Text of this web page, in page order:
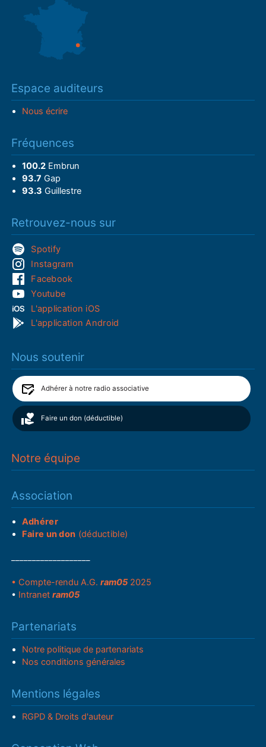
Espace auditeurs
Nous écrire
Fréquences
100.2Embrun
93.7 Gap
93.3 Guillestre
Retrouvez-nous sur
Spotify
Instagram
Facebook
Youtube
L'application iOS
L'application Android
Nous soutenir
Adhérer à notre radio associative
Faire un don (déductible)
Notre équipe
Association
Adhérer
Faire un don (déductible)
• Compte-rendu A.G.ram05 2025
• Intranetram05
Partenariats
Notre politique de partenariats
Nos conditions générales
Mentions légales
RGPD & Droits d'auteur